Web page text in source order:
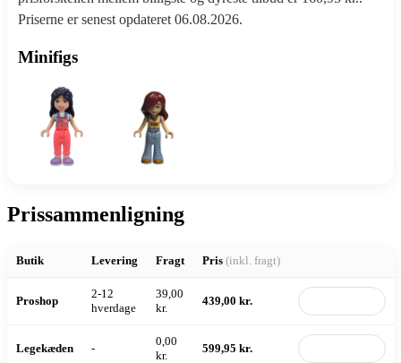
Priserne er senest opdateret 06.08.2026.
Minifigs
Prissammenligning
Butik Levering Fragt Pris (inkl. fragt)
Proshop
2-12
hverdage
39,00
kr.
439,00 kr.
Legekæden -
0,00
kr.
599,95 kr.